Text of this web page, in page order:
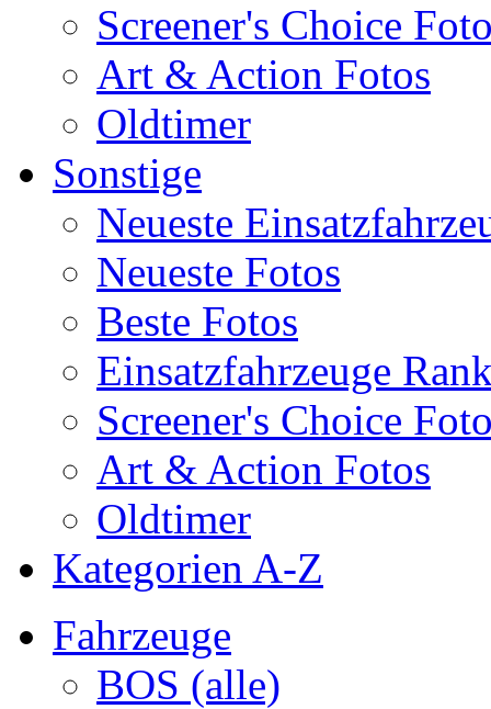
Screener's Choice
Art & Action Fotos
Oldtimer
Sonstige
Neueste
Neueste Fotos
Beste Fotos
Einsatzfahrzeuge
Screener's Choice
Art & Action Fotos
Oldtimer
Kategorien A-Z
Fahrzeuge
BOS (alle)